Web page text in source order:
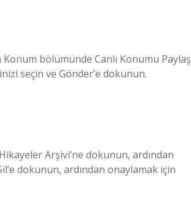
bölümünde Canlı Konumu Paylaş
seçin ve Gönder’e dokunun.
Arşivi’ne dokunun, ardından
dokunun, ardından onaylamak için